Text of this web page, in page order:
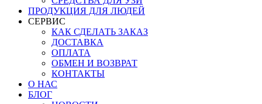
ПРОДУКЦИЯ ДЛЯ ЛЮДЕЙ
СЕРВИС
КАК СДЕЛАТЬ ЗАКАЗ
ДОСТАВКА
ОПЛАТА
ОБМЕН И ВОЗВРАТ
КОНТАКТЫ
О НАС
БЛОГ